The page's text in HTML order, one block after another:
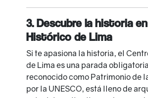
3. Descubre la historia
Histórico de Lima
Si te apasiona la historia, el
de Lima es una parada
reconocido como Patrimonio de
por la UNESCO, está lleno de